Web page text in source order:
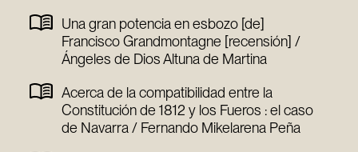
Una gran potencia en esbozo [de]
Francisco Grandmontagne [recensión] /
Ángeles de Dios Altuna de Martina
Acerca de la compatibilidad entre la
Constitución de 1812 y los Fueros : el caso
de Navarra / Fernando Mikelarena Peña